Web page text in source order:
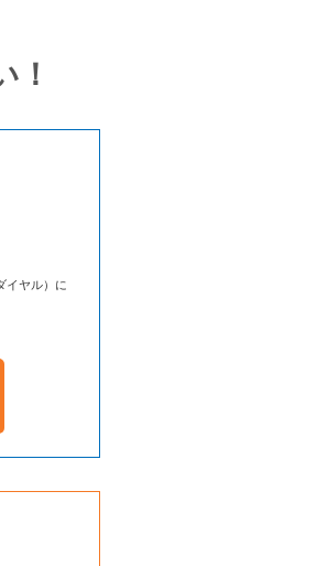
！
イヤル）に